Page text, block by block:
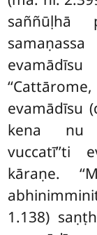
evamādīsu
kena nu
vuccatī’’ti
kāraṇe.
1.138)